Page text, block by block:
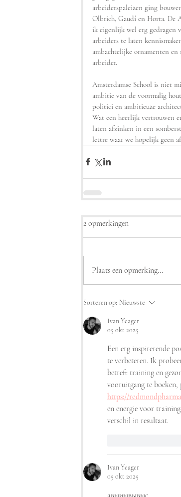
arbeiderspaleizen ging
Olbrich, Gaudí en Horta. De
ik eigenlijk wel erg gedragen
arbeiders te laten
ambachtelijke ornamenten en
arbeider.
Amsterdamse School is niet
ambitie van de voormalig
politici en ambitieuze
Wat een heerlijk vertrouwen
laten afzinken in een
lettre waar we hopelijk geen
2 opmerkingen
Plaats een opmerking...
Sorteren op: Nieuwste
Ivan Yeager
05 okt 2025
Een erg inspirerende
te verbeteren. Ik
betreft training en
vooruitgang te boeken,
https://
en energie voor
verschil in resultaat.
Ivan Yeager
05 okt 2025
авыиывывыс